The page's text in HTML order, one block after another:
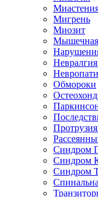
Мигрень
Миозит
Мышечная
Обмороки
Синдром
Синдром
Синдром